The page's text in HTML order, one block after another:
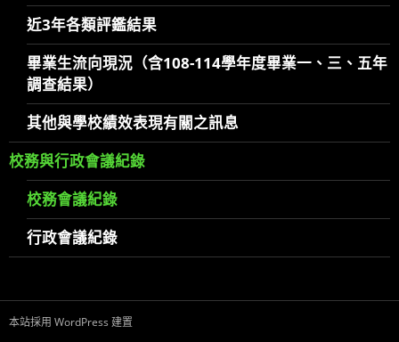
近3年各類評鑑結果
畢業生流向現況（含108-114學年度畢業一、三、五年
調查結果）
其他與學校績效表現有關之訊息
校務與行政會議紀錄
校務會議紀錄
行政會議紀錄
本站採用 WordPress 建置